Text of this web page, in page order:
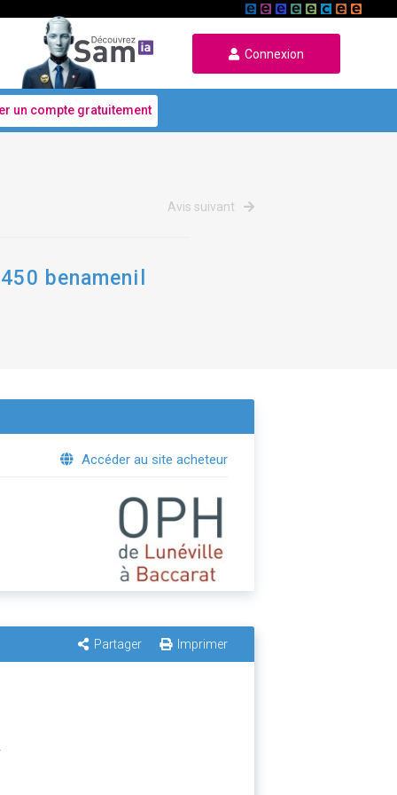
Connexion
un compte gratuitement
Avis suivant
benamenil
Accéder au site acheteur
Partager Imprimer